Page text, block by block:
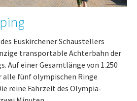
Euskirchener Schaustellers
transportable Achterbahn der
Auf einer Gesamtlänge von 1.250
alle fünf olympischen Ringe
reine Fahrzeit des Olympia-